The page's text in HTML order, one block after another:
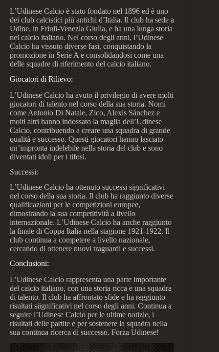
L’Udinese Calcio è stato fondato nel 1896 ed è uno
dei club calcistici più antichi d’Italia. Il club ha sede a
Udine, in Friuli-Venezia Giulia, e ha una lunga storia
nel calcio italiano. Nel corso degli anni, l’Udinese
Calcio ha vissuto diverse fasi, conquistando la
promozione in Serie A e consolidandosi come una
delle squadre di riferimento del calcio italiano.
Giocatori di Rilievo:
L’Udinese Calcio ha avuto il privilegio di avere molti
giocatori di talento nel corso della sua storia. Nomi
come Antonio Di Natale, Zico, Alexis Sánchez e
molti altri hanno indossato la maglia dell’Udinese
Calcio, contribuendo a creare una squadra di grande
qualità e successo. Questi giocatori hanno lasciato
un’impronta indelebile nella storia del club e sono
diventati idoli per i tifosi.
Successi:
L’Udinese Calcio ha ottenuto successi significativi
nel corso della sua storia. Il club ha raggiunto diverse
qualificazioni per le competizioni europee,
dimostrando la sua competitività a livello
internazionale. L’Udinese Calcio ha anche raggiunto
la finale di Coppa Italia nella stagione 1921-1922. Il
club continua a competere a livello nazionale,
cercando di ottenere nuovi traguardi e successi.
Conclusioni:
L’Udinese Calcio rappresenta una parte importante
del calcio italiano, con una storia ricca e una squadra
di talento. Il club ha affrontato sfide e ha raggiunto
risultati siignificativi nel corso degli anni. Continua a
seguire l’Udinese Calcio per le ultime notizie, i
risultati delle partite e per sostenere la squadra nella
sua continua ricerca di successo. Forza Udinese!